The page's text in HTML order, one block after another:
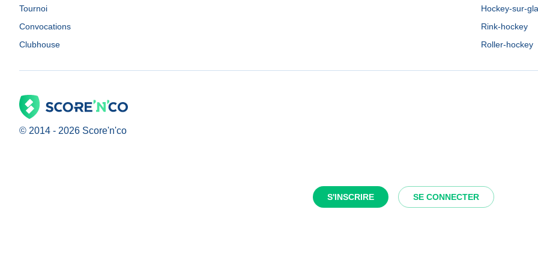
S'INSCRIRE SE CONNECTER
Tournoi
Convocations
Clubhouse
Hockey-sur-
Rink-hockey
Roller-hockey
© 2014 - 2026 Score'n'co